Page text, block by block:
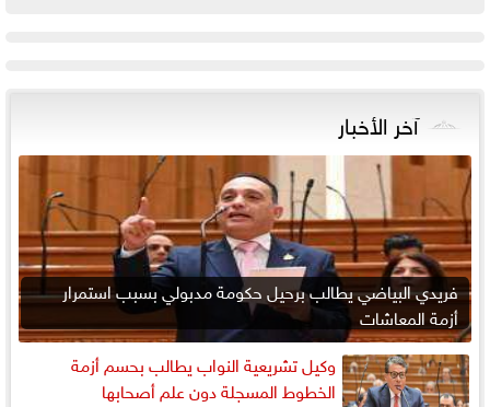
آخر الأخبار
فريدي البياضي يطالب برحيل حكومة مدبولي بسبب استمرار
أزمة المعاشات
وكيل تشريعية النواب يطالب بحسم أزمة
الخطوط المسجلة دون علم أصحابها